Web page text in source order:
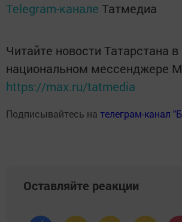
Telegram-канале Татмедиа
Читайте новости Татарстана в
национальном мессенджере
https://max.ru/tatmedia
Подписывайтесь на телеграм-канал
Оставляйте реакции